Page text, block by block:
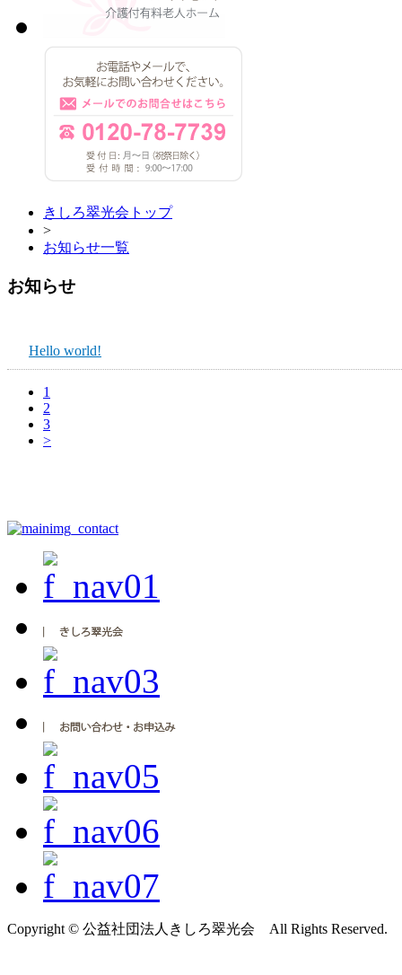
きしろ翠光会トップ
>
お知らせ一覧
お知らせ
Hello world!
1
2
3
>
Copyright © 公益社団法人きしろ翠光会 All Rights Reserved.